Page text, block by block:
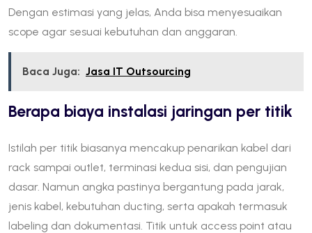
Dengan estimasi yang jelas, Anda bisa menyesuaikan
scope agar sesuai kebutuhan dan anggaran.
Baca Juga: Jasa IT Outsourcing
Berapa biaya instalasi jaringan per titik
Istilah per titik biasanya mencakup penarikan kabel dari
rack sampai outlet, terminasi kedua sisi, dan pengujian
dasar. Namun angka pastinya bergantung pada jarak,
jenis kabel, kebutuhan ducting, serta apakah termasuk
labeling dan dokumentasi. Titik untuk access point atau